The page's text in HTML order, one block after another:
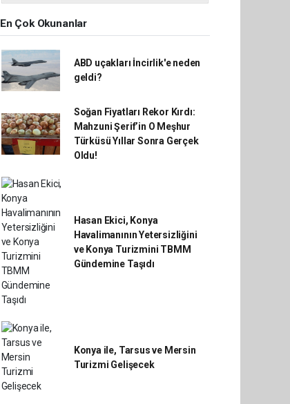
En Çok Okunanlar
ABD uçakları İncirlik'e neden
geldi?
Soğan Fiyatları Rekor Kırdı:
Mahzuni Şerif’in O Meşhur
Türküsü Yıllar Sonra Gerçek
Oldu!
Hasan Ekici, Konya
Havalimanının Yetersizliğini
ve Konya Turizmini TBMM
Gündemine Taşıdı
Konya ile, Tarsus ve Mersin
Turizmi Gelişecek